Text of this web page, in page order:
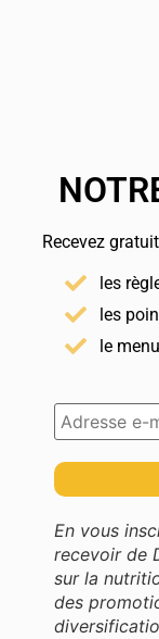
Recevez
les
les
le
En vous
recevoir de
sur la
des